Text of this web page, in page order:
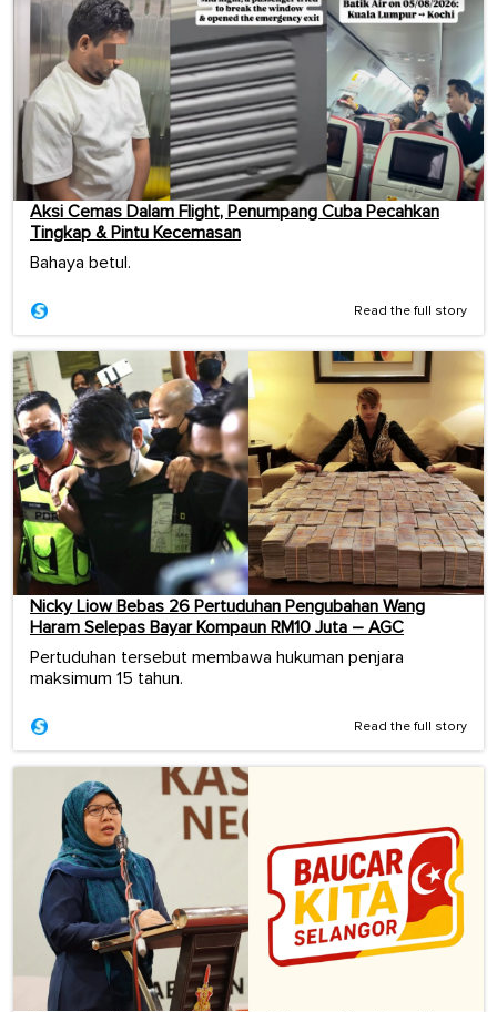
Aksi Cemas Dalam Flight, Penumpang Cuba Pecahkan
Tingkap & Pintu Kecemasan
Bahaya betul.
Read the full story
Nicky Liow Bebas 26 Pertuduhan Pengubahan Wang
Haram Selepas Bayar Kompaun RM10 Juta – AGC
Pertuduhan tersebut membawa hukuman penjara
maksimum 15 tahun.
Read the full story